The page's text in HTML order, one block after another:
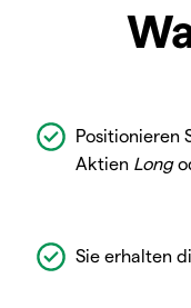
Positionieren
Aktien Long
Sie erhalten